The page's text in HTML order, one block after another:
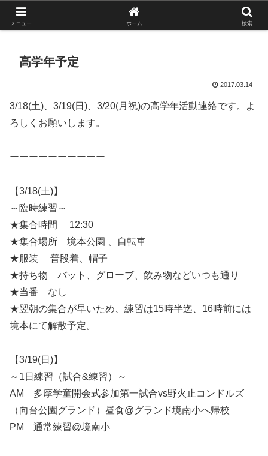
がんばれ！フルスイング！境南ブレーブス！
高学年予定
2017.03.14
3/18(土)、3/19(日)、3/20(月祝)の高学年活動連絡です。よ
ろしくお願いします。
ーーーーーーーーーー
【3/18(土)】
～臨時練習～
★集合時間 12:30
★集合場所 境本公園 、自転車
★服装 普段着、帽子
★持ち物 バット、グローブ、飲み物などいつも通り
★当番 なし
★翌朝の集合が早いため、練習は15時半迄、16時前には
境本にて解散予定。
【3/19(日)】
～1日練習（試合&練習）～
AM 多摩学童開会式参加第一試合vs野火止コンドルズ
（向台公園グランド）昼食@グランド境南小へ帰校
PM 通常練習@境南小
メニュー ホーム 検索